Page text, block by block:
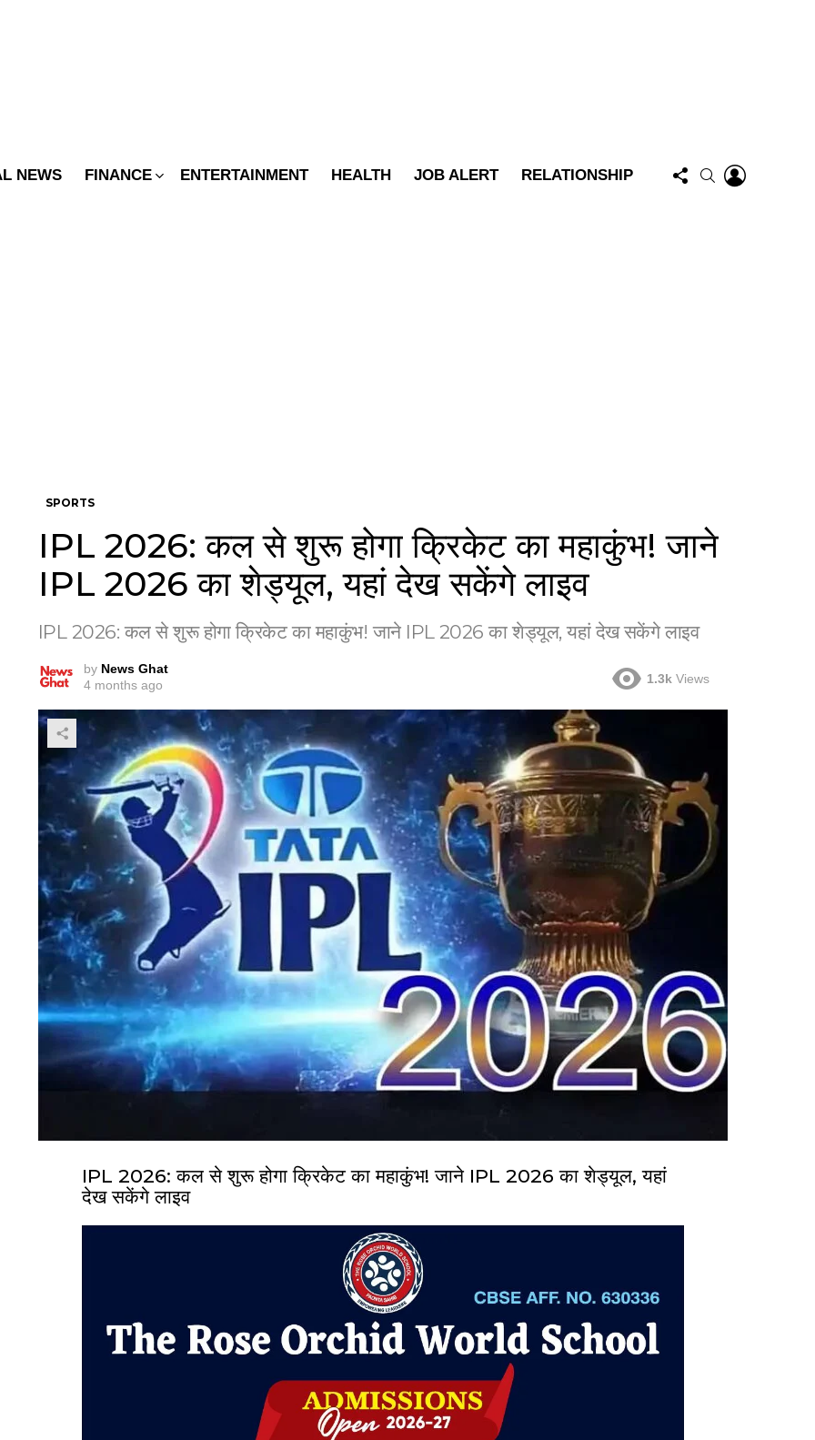
NEWS FINANCE ENTERTAINMENT HEALTH JOB ALERT RELATIONSHIP
FOLLOW
US
SEARCH
SPORTS
IPL 2026: कल से शुरू होगा क्रिकेट का महाकुंभ! जाने
IPL 2026 का शेड्यूल, यहां देख सकेंगे लाइव
IPL 2026: कल से शुरू होगा क्रिकेट का महाकुंभ! जाने IPL 2026 का शेड्यूल, यहां देख सकेंगे लाइव
by News Ghat
4 months ago
1.3k Views
IPL 2026: कल से शुरू होगा क्रिकेट का महाकुंभ! जाने IPL 2026 का शेड्यूल, यहां
देख सकेंगे लाइव